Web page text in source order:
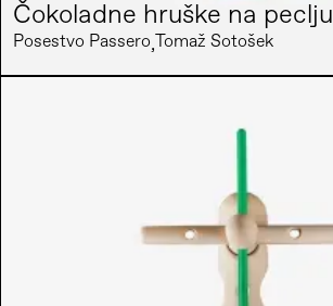
Čokoladne hruške na peclju
Posestvo Passero Tomaž Sotošek